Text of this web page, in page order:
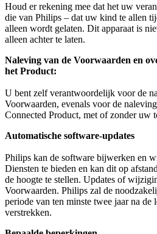
Houd er rekening mee dat het uw
die van Philips – dat uw kind te allen
alleen wordt gelaten. Dit apparaat is
alleen achter te laten.
Naleving van de Voorwaarden en
het Product:
U bent zelf verantwoordelijk voor de
Voorwaarden, evenals voor de
Connected Product, met of zonder uw
Automatische software-updates
Philips kan de software bijwerken en
Diensten te bieden en kan dit op
de hoogte te stellen. Updates of
Voorwaarden. Philips zal de
periode van ten minste twee jaar na de
verstrekken.